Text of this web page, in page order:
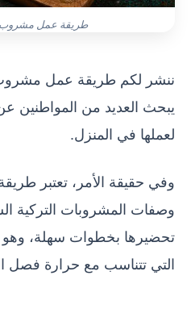
طريقة عمل مشروب
ننشر لكم طريقة عمل
يبحث العديد من
لعملها في المنزل.
وفي حقيقة الأمر، تعتبر
وصفات المشروبات التركية
تحضيرها بخطوات سهلة، وهو
التي تتناسب مع حرارة فصل